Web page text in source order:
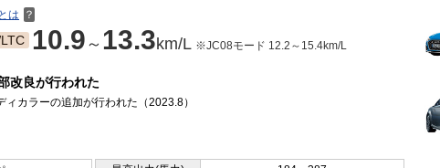
は ？
10.9 ～ 13.3km/L ※JC08モード 12.2～15.4km/L
改良が行われた
ィカラーの追加が行われた（2023.8）